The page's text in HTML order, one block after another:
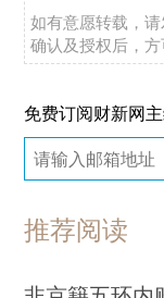
如有意愿转载，
确认及授权后，方
免费订阅财新网
推荐阅读